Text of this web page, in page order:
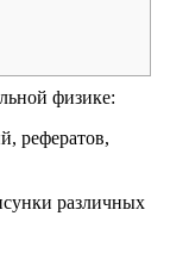
физике:
рефератов,
различных